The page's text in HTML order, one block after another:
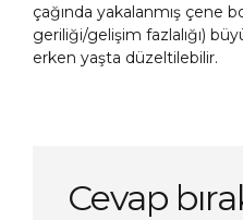
çağında yakalanmış çene
geriliği/gelişim fazlalığı)
erken yaşta düzeltilebilir.
Cevap